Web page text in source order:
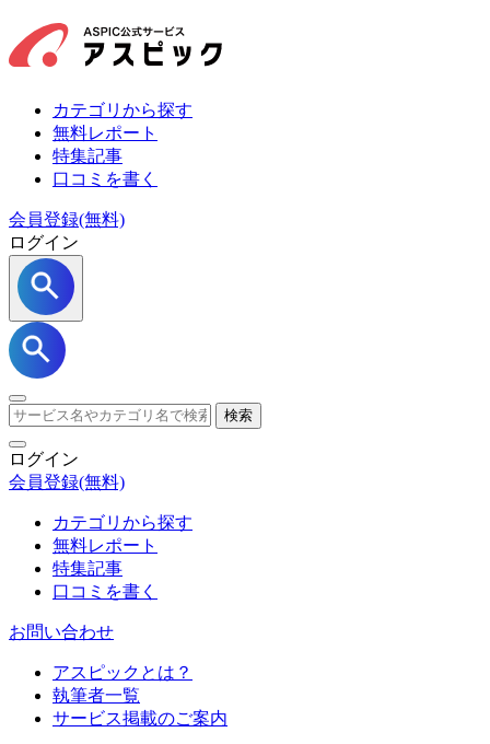
カテゴリから探す
無料レポート
特集記事
口コミを書く
会員登録(無料)
ログイン
検索
ログイン
会員登録(無料)
カテゴリから探す
無料レポート
特集記事
口コミを書く
お問い合わせ
アスピックとは？
執筆者一覧
サービス掲載のご案内